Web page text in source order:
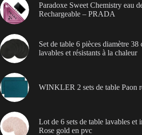
Paradoxe Sweet Chemistry eau
Rechargeable – PRADA
Set de table 6 pièces diamètre
lavables et résistants à la chaleur
WINKLER 2 sets de table Paon
Lot de 6 sets de table lavables et
Rose gold en pvc